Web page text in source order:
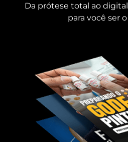
Da prótese total ao
para você ser